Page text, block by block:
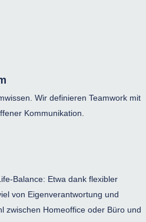
Wir definieren Teamwork mit
Kommunikation.
Balance: Etwa dank flexibler
von Eigenverantwortung und
zwischen Homeoffice oder Büro und